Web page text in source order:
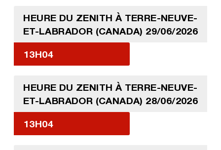
HEURE DU ZENITH À TERRE-NEUVE-
ET-LABRADOR (CANADA) 29/06/2026
13H04
HEURE DU ZENITH À TERRE-NEUVE-
ET-LABRADOR (CANADA) 28/06/2026
13H04